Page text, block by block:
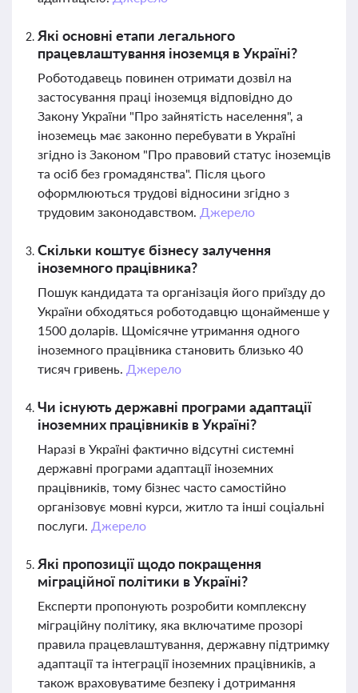
Які основні етапи легального
працевлаштування іноземця в Україні?
Роботодавець повинен отримати дозвіл на
застосування праці іноземця відповідно до
Закону України "Про зайнятість населення", а
іноземець має законно перебувати в Україні
згідно із Законом "Про правовий статус іноземців
та осіб без громадянства". Після цього
оформлюються трудові відносини згідно з
трудовим законодавством. Джерело
Скільки коштує бізнесу залучення
іноземного працівника?
Пошук кандидата та організація його приїзду до
України обходяться роботодавцю щонайменше у
1500 доларів. Щомісячне утримання одного
іноземного працівника становить близько 40
тисяч гривень. Джерело
Чи існують державні програми адаптації
іноземних працівників в Україні?
Наразі в Україні фактично відсутні системні
державні програми адаптації іноземних
працівників, тому бізнес часто самостійно
організовує мовні курси, житло та інші соціальні
послуги. Джерело
Які пропозиції щодо покращення
міграційної політики в Україні?
Експерти пропонують розробити комплексну
міграційну політику, яка включатиме прозорі
правила працевлаштування, державну підтримку
адаптації та інтеграції іноземних працівників, а
також враховуватиме безпеку і дотримання